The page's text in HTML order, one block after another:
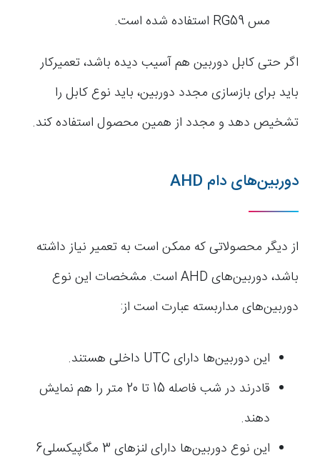
مس RG59 استفاده شده است.
اگر حتی کابل دوربین هم آسیب دیده باشد، تعمیرکار
باید برای بازسازی مجدد دوربین، باید نوع کابل را
تشخیص دهد و مجدد از همین محصول استفاده کند.
دوربین‌های دام AHD
از دیگر محصولاتی که ممکن است به تعمیر نیاز داشته
باشد، دوربین‌های AHD است. مشخصات این نوع
دوربین‌های مداربسته عبارت است از:
این دوربین‌ها دارای UTC داخلی هستند.
قادرند در شب فاصله 15 تا 20 متر را هم نمایش
دهند.
این نوع دوربین‌ها دارای لنز‌های 3 مگاپیکسلی6